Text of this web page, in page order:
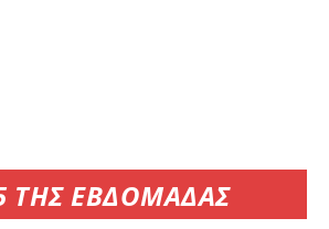
ΤΗΣ ΕΒΔΟΜΑΔΑΣ